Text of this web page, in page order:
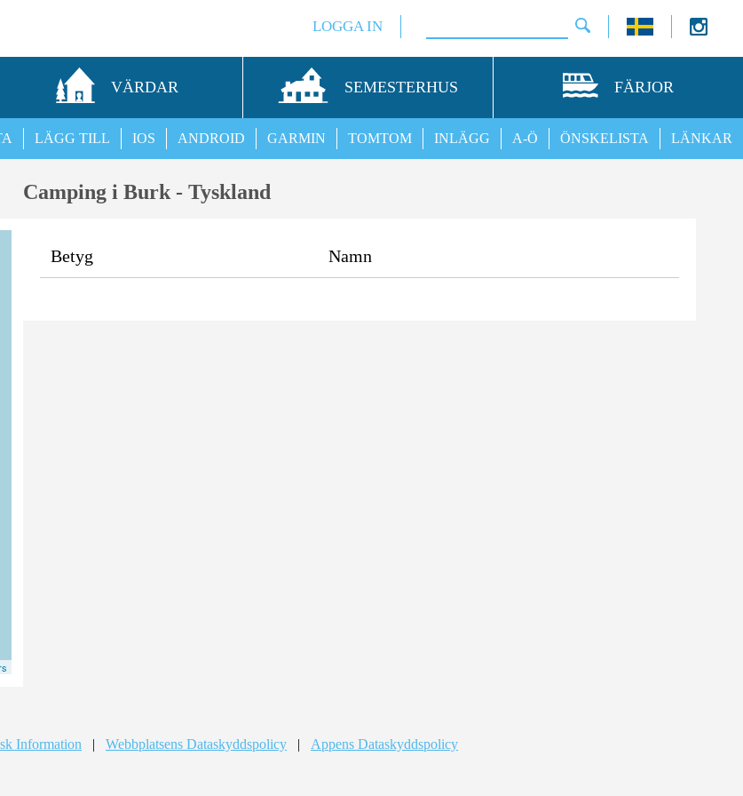
LOGGA IN
VÄRDAR SEMESTERHUS FÄRJOR
LÄNKAR
ÖNSKELISTA
A-Ö
INLÄGG
TOMTOM
GARMIN
ANDROID
IOS
LÄGG TILL
Camping i Burk - Tyskland
Betyg Namn
Information | Webbplatsens Dataskyddspolicy | Appens Dataskyddspolicy